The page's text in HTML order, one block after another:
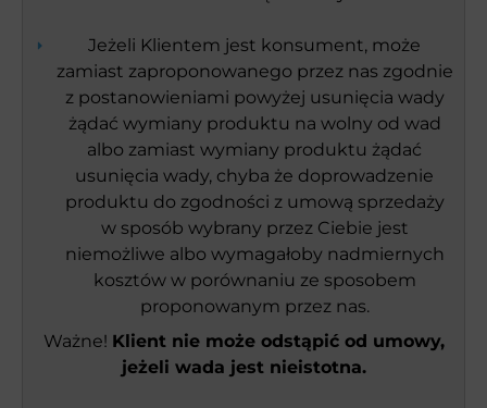
Jeżeli Klientem jest konsument, może
zamiast zaproponowanego przez nas zgodnie
z postanowieniami powyżej usunięcia wady
żądać wymiany produktu na wolny od wad
albo zamiast wymiany produktu żądać
usunięcia wady, chyba że doprowadzenie
produktu do zgodności z umową sprzedaży
w sposób wybrany przez Ciebie jest
niemożliwe albo wymagałoby nadmiernych
kosztów w porównaniu ze sposobem
proponowanym przez nas.
Ważne! Klient nie może odstąpić od umowy,
jeżeli wada jest nieistotna.